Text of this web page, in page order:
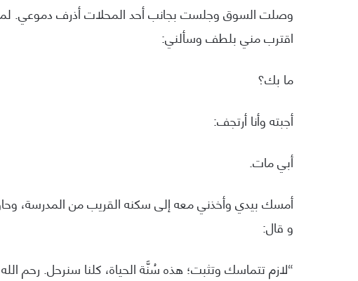
وصلت السوق وجلست بجانب أحد المحلات أذرف دموعي.
اقترب مني بلطف وسألني:
ما بك؟
أجبته وأنا أرتجف:
أبي مات.
أمسك بيدي وأخذني معه إلى سكنه القريب من المدرسة،
و قال:
“لازم تتماسك وتثبت؛ هذه سُنَّة الحياة، كلنا سنرحل. رحم